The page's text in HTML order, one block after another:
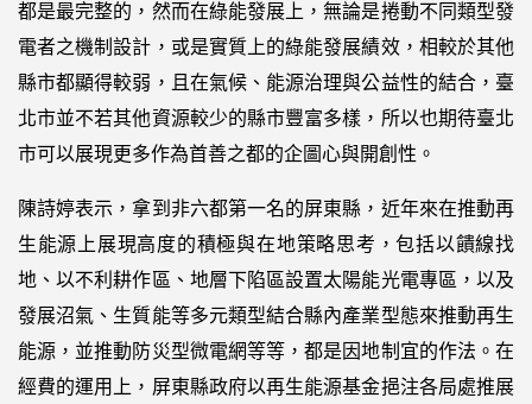
都是最完整的，然而在綠能發展上，無論是捲動不同類型發
電者之機制設計，或是實質上的綠能發展績效，相較於其他
縣市都顯得較弱，且在氣候、能源治理與公益性的結合，臺
北市並不若其他資源較少的縣市豐富多樣，所以也期待臺北
市可以展現更多作為首善之都的企圖心與開創性。
陳詩婷表示，拿到非六都第一名的屏東縣，近年來在推動再
生能源上展現高度的積極與在地策略思考，包括以饋線找
地、以不利耕作區、地層下陷區設置太陽能光電專區，以及
發展沼氣、生質能等多元類型結合縣內產業型態來推動再生
能源，並推動防災型微電網等等，都是因地制宜的作法。在
經費的運用上，屏東縣政府以再生能源基金挹注各局處推展